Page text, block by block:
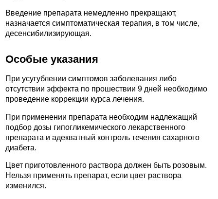
Введение препарата немедленно прекращают,
назначается симптоматическая терапия, в том числе,
десенсибилизирующая.
Особые указания
При усугублении симптомов заболевания либо
отсутствии эффекта по прошествии 9 дней необходимо
проведение коррекции курса лечения.
При применении препарата необходим надлежащий
подбор дозы гипогликемического лекарственного
препарата и адекватный контроль течения сахарного
диабета.
Цвет приготовленного раствора должен быть розовым.
Нельзя применять препарат, если цвет раствора
изменился.